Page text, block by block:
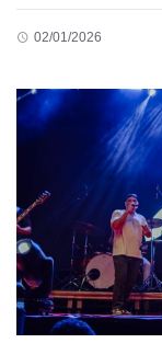
02/01/2026